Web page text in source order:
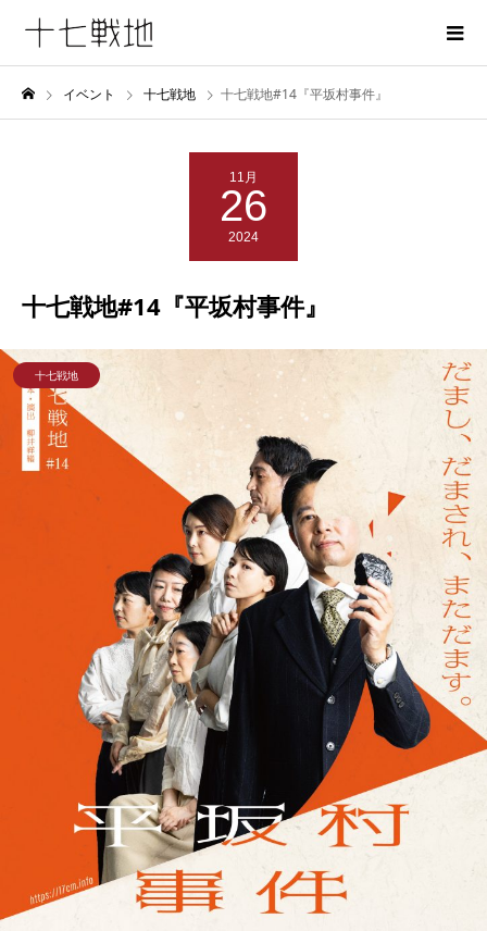
イベント 十七戦地 十七戦地#14『平坂村事件』
11月
26
2024
十七戦地#14『平坂村事件』
十七戦地